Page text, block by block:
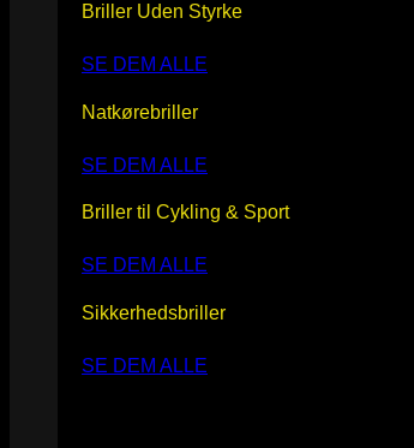
Briller Uden Styrke
SE DEM ALLE
Natkørebriller
SE DEM ALLE
Briller til Cykling & Sport
SE DEM ALLE
Sikkerhedsbriller
SE DEM ALLE